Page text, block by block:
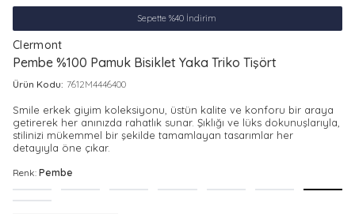
Sepette %40 İndirim
Clermont
Pembe %100 Pamuk Bisiklet Yaka Triko Tişört
Ürün Kodu: 7612M4446400
Smile erkek giyim koleksiyonu, üstün kalite ve konforu bir araya
getirerek her anınızda rahatlık sunar. Şıklığı ve lüks dokunuşlarıyla,
stilinizi mükemmel bir şekilde tamamlayan tasarımlar her
detayıyla öne çıkar.
Renk: Pembe